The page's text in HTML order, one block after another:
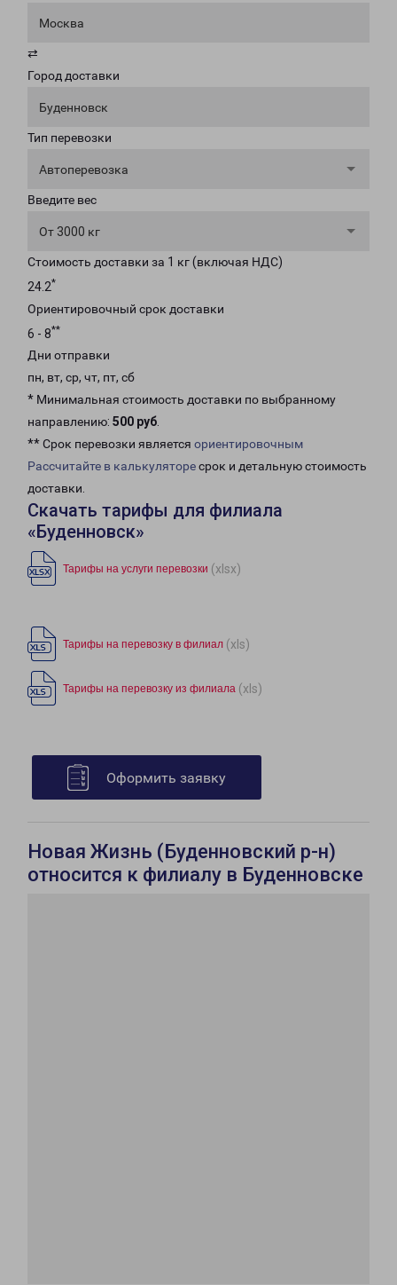
Москва
⇄
Город доставки
Буденновск
Тип перевозки
Автоперевозка
Введите вес
От 3000 кг
Стоимость доставки за 1 кг (включая НДС)
24.2*
Ориентировочный срок доставки
6 - 8**
Дни отправки
пн, вт, ср, чт, пт, сб
* Минимальная стоимость доставки по выбранному
направлению: 500 руб.
** Срок перевозки является ориентировочным
Рассчитайте в калькуляторесрок и детальную стоимость
доставки.
Скачать тарифы для филиала
«Буденновск»
Тарифы на услуги перевозки (xlsx)
Тарифы на перевозку в филиал (xls)
Тарифы на перевозку из филиала (xls)
Оформить заявку
Новая Жизнь (Буденновский р-н)
относится к филиалу в Буденновске